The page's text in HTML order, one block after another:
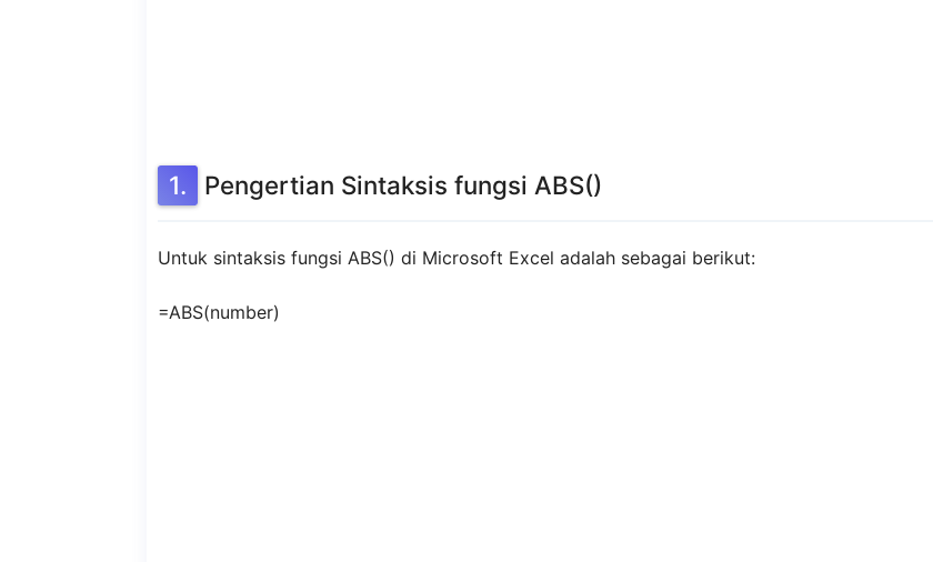
Pengertian Sintaksis fungsi ABS()
Untuk sintaksis fungsi ABS() di Microsoft Excel adalah sebagai berikut:
=ABS(number)